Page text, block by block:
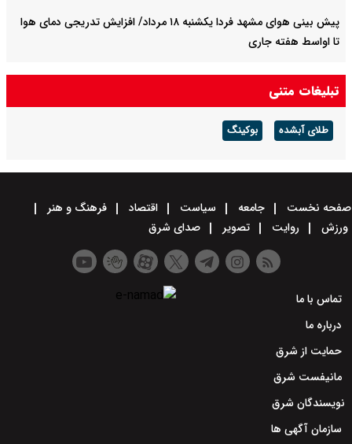
پیش بینی هوای مشهد فردا یکشنبه ۱۸ مرداد/ افزایش تدریجی دمای هوا
تا اواسط هفته جاری
پیش بینی هوای خوزستان فردا یکشنبه ۱۸ مرداد/ وقوع دما‌های ۴۸ و ۴۹
درجه در استان
تبلیغات متنی
طلای آبشده بوکینگ
صفحه نخست جامعه سیاست اقتصاد
فرهنگ و هنر
ورزش
روایت تصویر صدای شرق
تماس با ما
درباره ما
حمایت از شرق
مانیفست شرق
نویسندگان شرق
سازمان آگهی ها